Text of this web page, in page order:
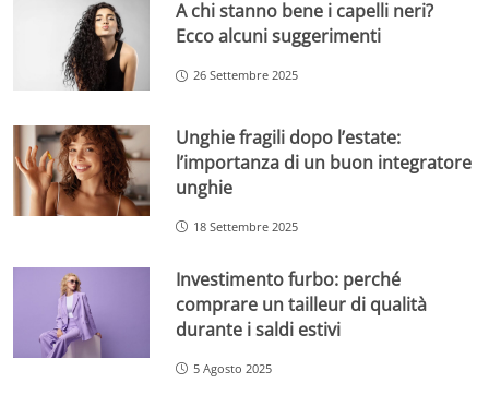
A chi stanno bene i capelli neri?
Ecco alcuni suggerimenti
26 Settembre 2025
Unghie fragili dopo l’estate:
l’importanza di un buon integratore
unghie
18 Settembre 2025
Investimento furbo: perché
comprare un tailleur di qualità
durante i saldi estivi
5 Agosto 2025